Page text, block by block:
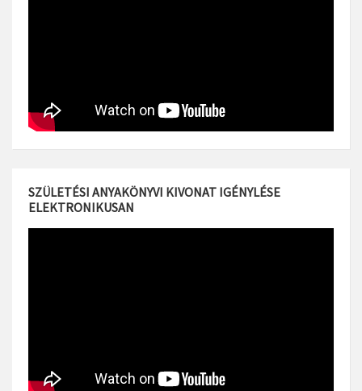
SZÜLETÉSI ANYAKÖNYVI KIVONAT IGÉNYLÉSE
ELEKTRONIKUSAN